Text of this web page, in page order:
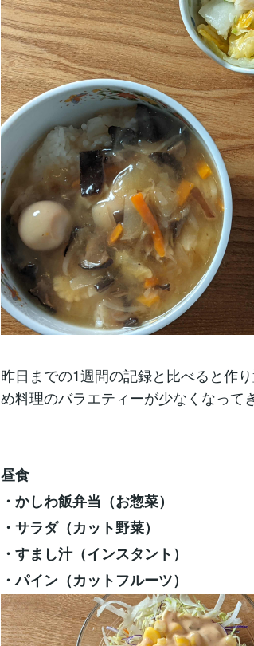
昨日までの1週間の記録と比べると作
め料理のバラエティーが少なくなって
昼食
・かしわ飯弁当（お惣菜）
・サラダ（カット野菜）
・すまし汁（インスタント）
・パイン（カットフルーツ）